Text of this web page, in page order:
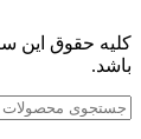
کلیه حقوق این
باشد.